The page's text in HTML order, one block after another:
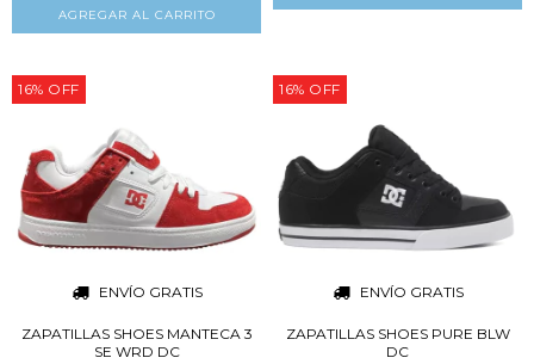
AGREGAR AL CARRITO
16% OFF
ENVÍO GRATIS
ZAPATILLAS SHOES MANTECA 3
SE WRD DC
16% OFF
ENVÍO GRATIS
ZAPATILLAS SHOES PURE BLW
DC